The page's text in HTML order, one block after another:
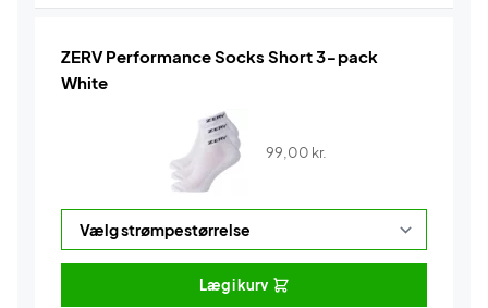
ZERV Performance Socks Short 3-pack
White
99,00 kr.
Læg i kurv